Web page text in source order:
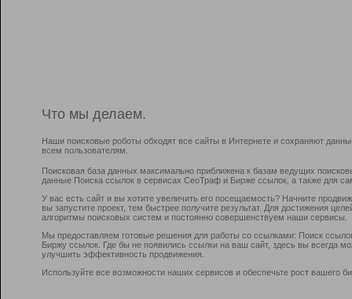
Что мы делаем.
Наши поисковые роботы обходят все сайты в Интернете и сохраняют
всем пользователям.
Поисковая база данных максимально приближена к базам ведущих
данные Поиска ссылок в сервисах СеоТраф и Бирже ссылок, а также для
У вас есть сайт и вы хотите увеличить его посещаемость? Начните
вы запустите проект, тем быстрее получите результат. Для достижения
алгоритмы поисковых систем и постоянно совершенствуем наши сервисы.
Мы предоставляем готовые решения для работы со ссылками: Поиск
Биржу ссылок. Где бы не появились ссылки на ваш сайт, здесь вы всегда
улучшить эффективность продвижения.
Используйте все возможности наших сервисов и обеспечьте рост вашего